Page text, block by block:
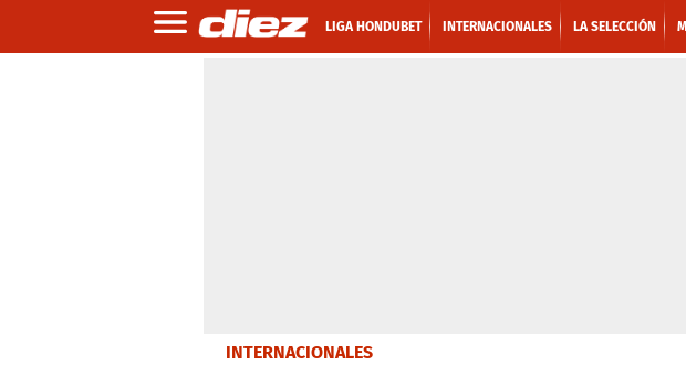
LIGA HONDUBET INTERNACIONALES LA SELECCIÓN
INTERNACIONALES